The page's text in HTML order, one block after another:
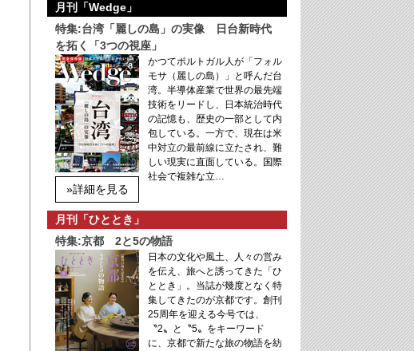
月刊「Wedge」
特集:台湾「麗しの島」の実像 日台新時代
を拓く「3つの視座」
»詳細を見る
かつてポルトガル人が「フォル
モサ（麗しの島）」と呼んだ台
湾。半導体産業で世界の最先端
技術をリードし、日本統治時代
の記憶も、歴史の一部として内
包している。一方で、現在は米
中対立の最前線に立たされ、難
しい現実に直面している。国際
社会で複雑な立…
月刊「ひととき」
特集:京都 2と5の物語
日本の文化や風土、人々の営み
を伝え、旅へと誘ってきた「ひ
ととき」。当誌が幾度となく特
集してきたのが京都です。創刊
25周年を迎える今号では、
〝2〟と〝5〟をキーワード
に、京都で新たな旅の物語を紡